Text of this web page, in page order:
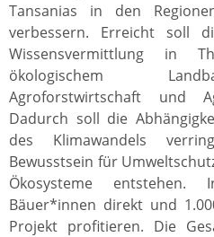
Tansanias in den
verbessern. Erreicht soll
Wissensvermittlung in
ökologischem
Agroforstwirtschaft und
Dadurch soll die
des Klimawandels
Bewusstsein für
Ökosysteme entstehen.
Bäuer*innen direkt und
Projekt profitieren. Die